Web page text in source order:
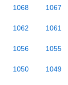
1068 1067
1062 1061
1056 1055
1050 1049